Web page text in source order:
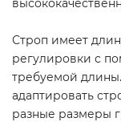
Строп имеет
регулировки с
требуемой
адаптировать
разные размеры